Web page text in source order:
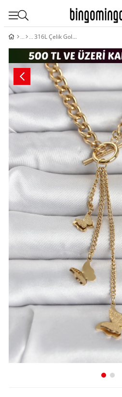
316L Çelik Gold Renk Kelebek Sallantılı Kadın Kolye